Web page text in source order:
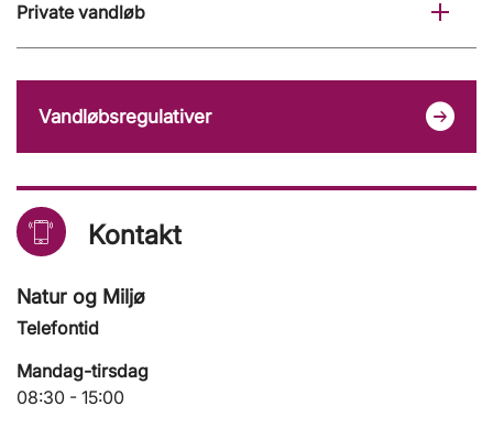
Private vandløb
Vandløbsregulativer
Kontakt
Natur og Miljø
Telefontid
Mandag-tirsdag
08:30 - 15:00